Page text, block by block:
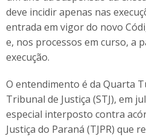
deve incidir apenas nas
entrada em vigor do novo
e, nos processos em curso, a
execução.
O entendimento é da Quarta
Tribunal de Justiça (STJ), em
especial interposto contra
Justiça do Paraná (TJPR) que